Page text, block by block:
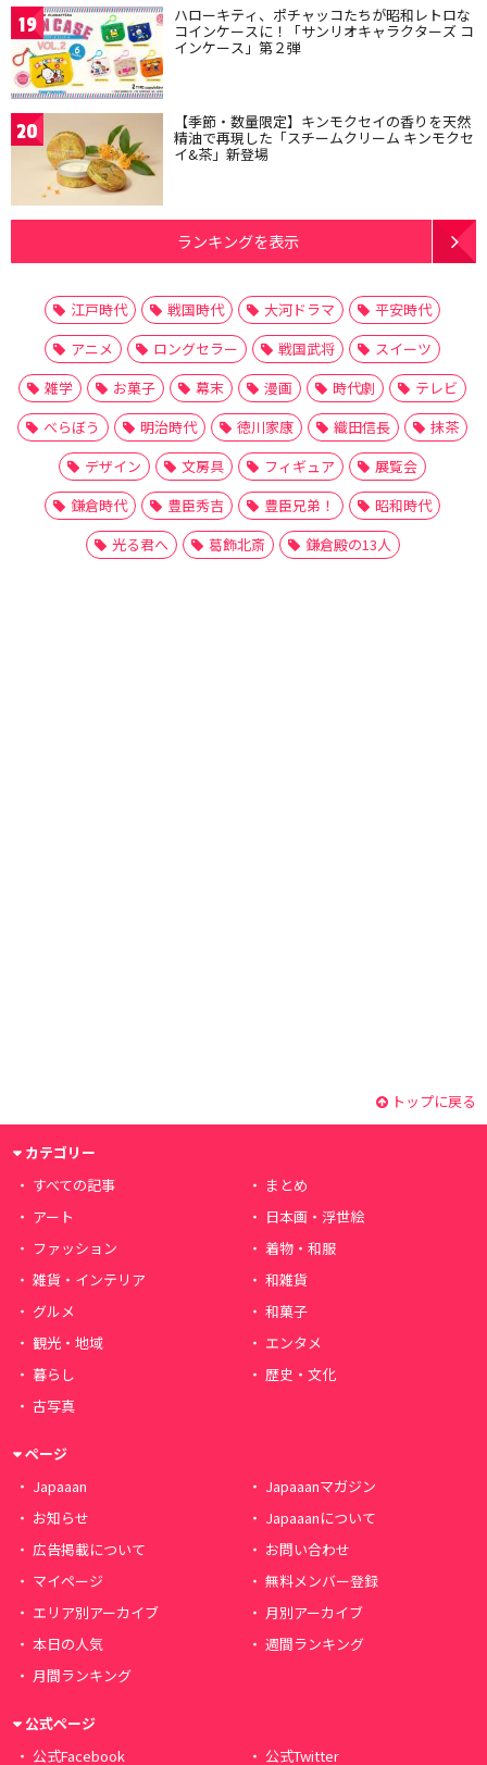
19 ハローキティ、ポチャッコたちが昭和レトロな
コインケースに！「サンリオキャラクターズ コ
インケース」第２弾
20 【季節・数量限定】キンモクセイの香りを天然
精油で再現した「スチームクリーム キンモクセ
イ&茶」新登場
ランキングを表示
江戸時代 戦国時代 大河ドラマ
平安時代
アニメ
ロングセラー 戦国武将
スイーツ
雑学
お菓子 幕末 漫画 時代劇
テレビ
べらぼう
明治時代 徳川家康 織田信長
抹茶
デザイン
文房具 フィギュア
展覧会
鎌倉時代
豊臣秀吉 豊臣兄弟！
昭和時代
光る君へ
葛飾北斎 鎌倉殿の13人
トップに戻る
カテゴリー
すべての記事
まとめ
アート
日本画・浮世絵
ファッション
着物・和服
雑貨・インテリア
和雑貨
グルメ
和菓子
観光・地域
エンタメ
暮らし
歴史・文化
古写真
ページ
Japaaan
Japaaanマガジン
お知らせ
Japaaanについて
広告掲載について
お問い合わせ
マイページ
無料メンバー登録
エリア別アーカイブ
月別アーカイブ
本日の人気
週間ランキング
月間ランキング
公式ページ
公式Facebook
公式Twitter